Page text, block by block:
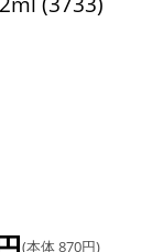
(本体 870円)